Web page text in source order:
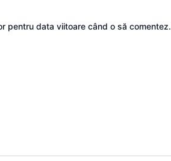
pentru data viitoare când o să comentez.